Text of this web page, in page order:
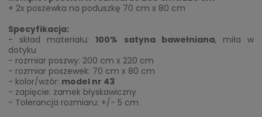
+ 2x poszewka na poduszkę 70 cm x 80 cm
Specyfikacja:
- skład materiału:100% satyna bawełniana, miła w
dotyku
- rozmiar poszwy: 200 cm x 220 cm
- rozmiar poszewek: 70 cm x 80 cm
- kolor/wzór: model nr 43
- zapięcie: zamek błyskawiczny
- Tolerancja rozmiaru: +/- 5 cm